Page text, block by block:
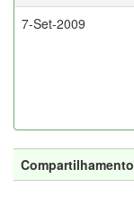
7-Set-2009
Compartilhamento